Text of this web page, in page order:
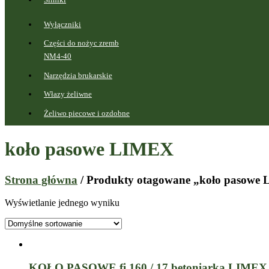
Wyłączniki
Części do nożyc zremb
NM4-40
Narzędzia brukarskie
Włazy żeliwne
Żeliwo piecowe i ozdobne
koło pasowe LIMEX
Strona główna / Produkty otagowane „koło pasowe
Wyświetlanie jednego wyniku